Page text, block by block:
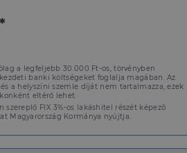
a legfeljebb 30.000 Ft-os, törvényben
banki költségeket foglalja magában. Az
a helyszíni szemle díját nem tartalmazza, ezek
eltérő lehet.
szereplő FIX 3%-os lakáshitel részét képező
Magyarország Kormánya nyújtja.
és a
való
a látogatói cookie-